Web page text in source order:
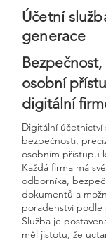
Účetní
generace
osobní
digitální
Digitální účetnictví
bezpečnosti,
osobním přístupu
Každá firma má
odborníka,
dokumentů a
poradenství podle
Služba je
měl jistotu, že